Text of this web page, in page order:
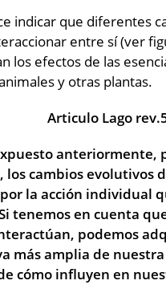
indicar que diferentes
entre sí (ver
los efectos de las
y otras plantas.
anteriormente,
los cambios evolutivos
la acción individual
tenemos en cuenta
podemos
más amplia de
cómo influyen en